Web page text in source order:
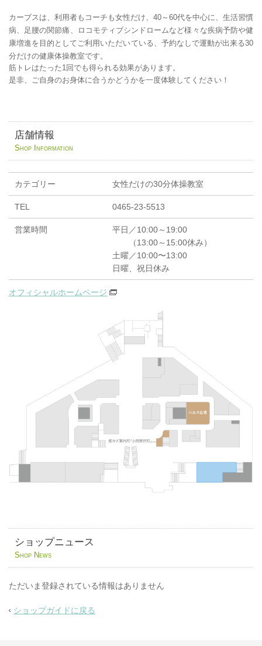
カーブスは、利用者もコーチも女性だけ、40～60代を中心に、生活習慣
病、足腰の関節痛、ロコモティブシンドロームなど様々な疾病予防や健
康増進を目的としてご利用いただいている、予約なしで運動が出来る30
分だけの健康体操教室です。
筋トレはたった1回でも得られる効果があります。
是非、ご自身のお身体に合うかどうかを一度体験してください！
店舗情報
Shop Information
カテゴリー 女性だけの30分体操教室
TEL 0465-23-5513
営業時間
平日／10:00～19:00
（13:00～15:00休み）
土曜／10:00〜13:00
日曜、祝日休み
オフィシャルホームページ
ショップニュース
Shop News
ただいま登録されている情報はありません
ショップガイドに戻る